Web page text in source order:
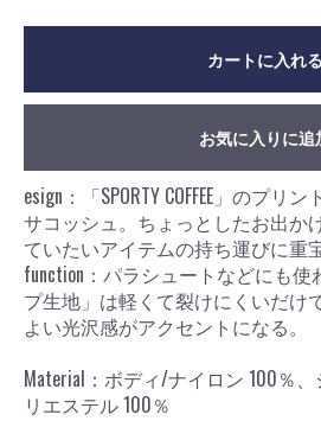
カートに入れる
お買い物を続ける カ
お気に入りに追
esign：「SPORTY COFFEE」のプリ
サコッシュ。ちょっとしたお出か
ていたいアイテムの持ち運びに重
function：パラシュートなどにも
プ生地」は軽くて裂けにくいだけ
よい光沢感がアクセントになる。
Material：ボディ/ナイロン 100％
リエステル 100％